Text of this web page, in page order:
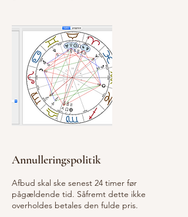
Annulleringspolitik
Afbud skal ske senest 24 timer før
pågældende tid. Såfremt dette ikke
overholdes betales den fulde pris.